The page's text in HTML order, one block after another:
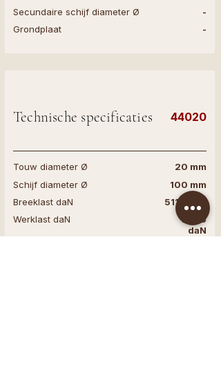
Secundaire schijf diameter Ø
Grondplaat
-
-
Technische specificaties 44020
Touw diameter Ø
20 mm
Schijf diameter Ø
100 mm
Breeklast daN
Werklast daN
5110 daN
2555
daN